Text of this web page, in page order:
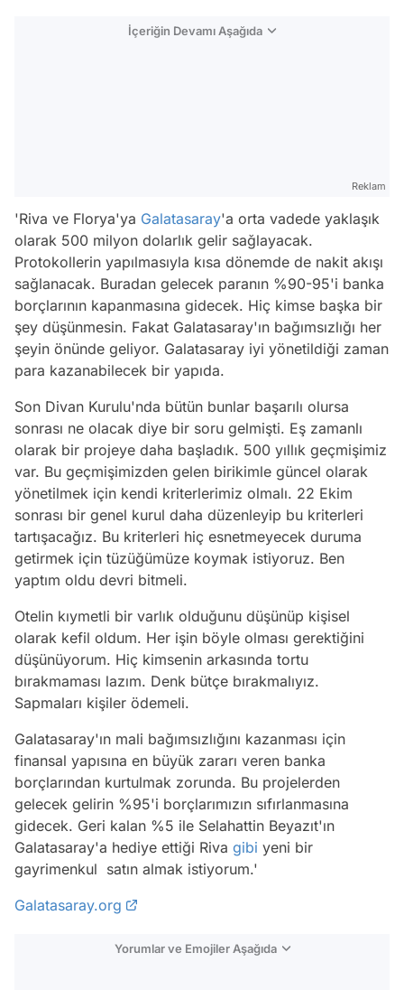
İçeriğin Devamı Aşağıda
Reklam
'Riva ve Florya'ya Galatasaray'a orta vadede yaklaşık
olarak 500 milyon dolarlık gelir sağlayacak.
Protokollerin yapılmasıyla kısa dönemde de nakit akışı
sağlanacak. Buradan gelecek paranın %90-95'i banka
borçlarının kapanmasına gidecek. Hiç kimse başka bir
şey düşünmesin. Fakat Galatasaray'ın bağımsızlığı her
şeyin önünde geliyor. Galatasaray iyi yönetildiği zaman
para kazanabilecek bir yapıda.
Son Divan Kurulu'nda bütün bunlar başarılı olursa
sonrası ne olacak diye bir soru gelmişti. Eş zamanlı
olarak bir projeye daha başladık. 500 yıllık geçmişimiz
var. Bu geçmişimizden gelen birikimle güncel olarak
yönetilmek için kendi kriterlerimiz olmalı. 22 Ekim
sonrası bir genel kurul daha düzenleyip bu kriterleri
tartışacağız. Bu kriterleri hiç esnetmeyecek duruma
getirmek için tüzüğümüze koymak istiyoruz. Ben
yaptım oldu devri bitmeli.
Otelin kıymetli bir varlık olduğunu düşünüp kişisel
olarak kefil oldum. Her işin böyle olması gerektiğini
düşünüyorum. Hiç kimsenin arkasında tortu
bırakmaması lazım. Denk bütçe bırakmalıyız.
Sapmaları kişiler ödemeli.
Galatasaray'ın mali bağımsızlığını kazanması için
finansal yapısına en büyük zararı veren banka
borçlarından kurtulmak zorunda. Bu projelerden
gelecek gelirin %95'i borçlarımızın sıfırlanmasına
gidecek. Geri kalan %5 ile Selahattin Beyazıt'ın
Galatasaray'a hediye ettiği Riva gibi yeni bir
gayrimenkul satın almak istiyorum.'
Galatasaray.org
Yorumlar ve Emojiler Aşağıda